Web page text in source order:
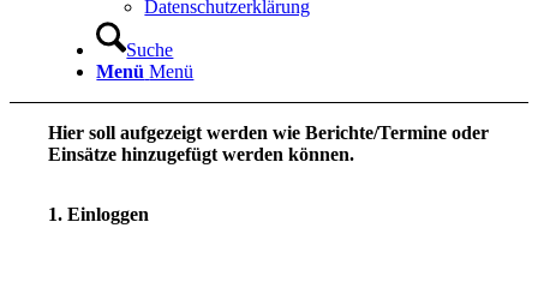
Datenschutzerklärung
Suche
Menü Menü
Hier soll aufgezeigt werden wie Berichte/Termine oder
Einsätze hinzugefügt werden können.
1. Einloggen